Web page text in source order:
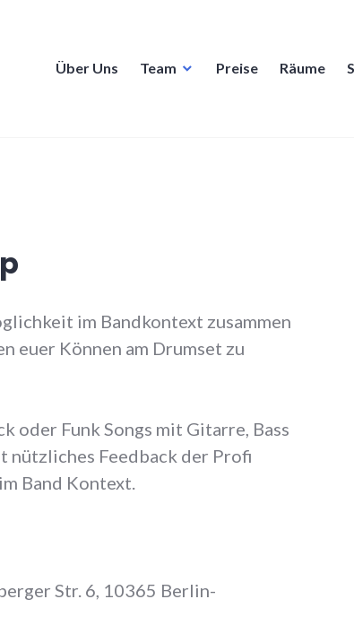
Über Uns Team Preise Räume
im Bandkontext zusammen
euer Können am Drumset zu
oder Funk Songs mit Gitarre, Bass
nützliches Feedback der Profi
Band Kontext.
Str. 6, 10365 Berlin-